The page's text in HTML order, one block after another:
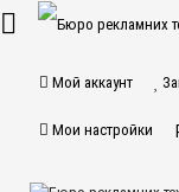
Мой аккаунт
Мои настройки